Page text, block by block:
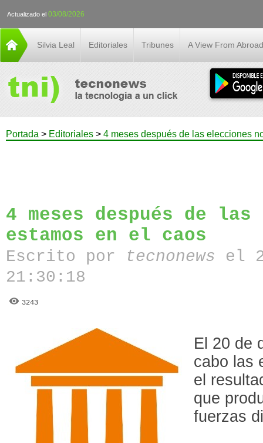
Actualizado el 03/08/2026
Silvia Leal Editoriales Tribunes A View From Abroad
Portada > Editoriales > 4 meses después de las elecciones
4 meses después de
estamos en el caos
Escrito por tecnonews el
21:30:18
3243
El 20 de
cabo las
el
que
fuerzas